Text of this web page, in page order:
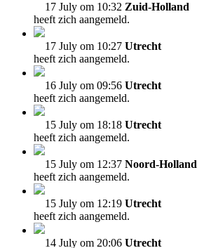
17 July om 10:32 Zuid-Holland
heeft zich aangemeld.
17 July om 10:27 Utrecht
heeft zich aangemeld.
16 July om 09:56 Utrecht
heeft zich aangemeld.
15 July om 18:18 Utrecht
heeft zich aangemeld.
15 July om 12:37 Noord-Holland
heeft zich aangemeld.
15 July om 12:19 Utrecht
heeft zich aangemeld.
14 July om 20:06 Utrecht